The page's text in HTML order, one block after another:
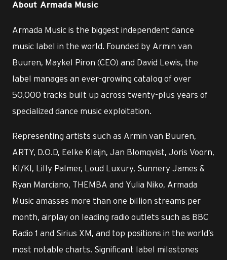
About Armada Music
Armada Music is the biggest independent dance
music label in the world. Founded by Armin van
Buuren, Maykel Piron (CEO) and David Lewis, the
label manages an ever-growing catalog of over
50,000 tracks built up across twenty-plus years of
specialized dance music exploitation.
Representing artists such as Armin van Buuren,
ARTY, D.O.D, Eelke Kleijn, Jan Blomqvist, Joris Voorn,
KI/KI, Lilly Palmer, Loud Luxury, Sunnery James &
Ryan Marciano, THEMBA and Yulia Niko, Armada
Music amasses more than one billion streams per
month, airplay on leading radio outlets such as BBC
Radio 1 and Sirius XM, and top positions in the world’s
most notable charts. Significant label milestones